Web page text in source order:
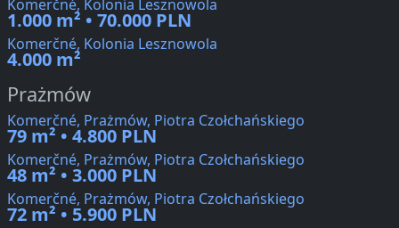
Komerčné, Kolonia Lesznowola
1.000 m² • 70.000 PLN
Komerčné, Kolonia Lesznowola
4.000 m²
Prażmów
Komerčné, Prażmów, Piotra Czołchańskiego
79 m² • 4.800 PLN
Komerčné, Prażmów, Piotra Czołchańskiego
48 m² • 3.000 PLN
Komerčné, Prażmów, Piotra Czołchańskiego
72 m² • 5.900 PLN